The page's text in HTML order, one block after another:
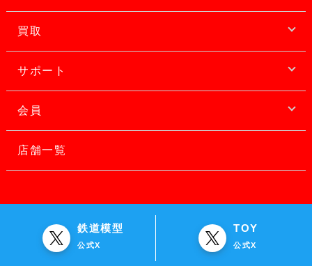
買取
サポート
会員
店舗一覧
鉄道模型
公式X
TOY
公式X